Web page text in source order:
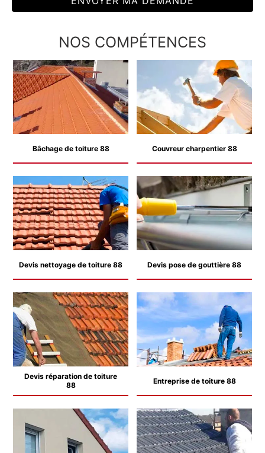
NOS COMPÉTENCES
Bâchage de toiture 88 Couvreur charpentier 88
Devis nettoyage de toiture 88 Devis pose de gouttière 88
Devis réparation de toiture
88
Entreprise de toiture 88